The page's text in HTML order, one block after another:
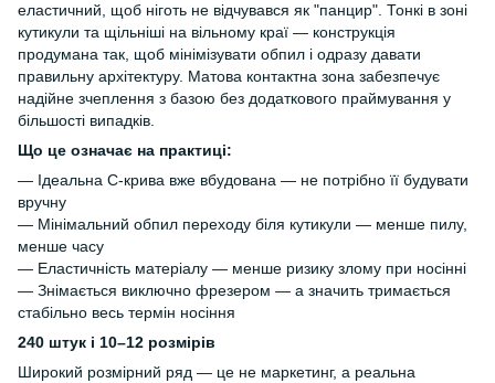
еластичний, щоб ніготь не відчувався як "панцир". Тонкі в зоні
кутикули та щільніші на вільному краї — конструкція
продумана так, щоб мінімізувати обпил і одразу давати
правильну архітектуру. Матова контактна зона забезпечує
надійне зчеплення з базою без додаткового праймування у
більшості випадків.
Що це означає на практиці:
— Ідеальна С-крива вже вбудована — не потрібно її будувати
вручну
— Мінімальний обпил переходу біля кутикули — менше пилу,
менше часу
— Еластичність матеріалу — менше ризику злому при носінні
— Знімається виключно фрезером — а значить тримається
стабільно весь термін носіння
240 штук і 10–12 розмірів
Широкий розмірний ряд — це не маркетинг, а реальна